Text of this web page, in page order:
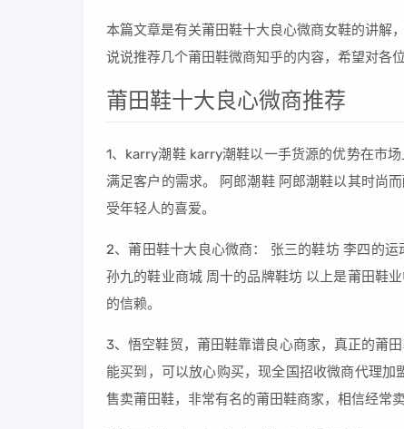
本篇文章是有关莆田鞋十大良心微商女鞋的讲解
说说推荐几个莆田鞋微商知乎的内容，希望对各位
莆田鞋十大良心微商推荐
1、karry潮鞋 karry潮鞋以一手货源的优势在市
满足客户的需求。 阿郎潮鞋 阿郎潮鞋以其时尚
受年轻人的喜爱。
2、莆田鞋十大良心微商： 张三的鞋坊 李四的
孙九的鞋业商城 周十的品牌鞋坊 以上是莆田鞋
的信赖。
3、悟空鞋贸，莆田鞋靠谱良心商家，真正的莆
能买到，可以放心购买，现全国招收微商代理
售卖莆田鞋，非常有名的莆田鞋商家，相信经常